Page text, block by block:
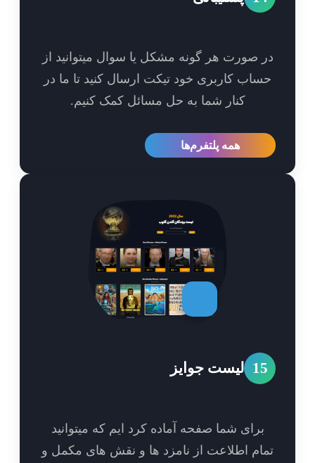
صورت هر گونه مشکل یا سوال میتوانید از
کاربری خود تیکت ارسال کنید تا ما در
کنار شما به حل مسائل کمک کنیم.
همه پلتفرم‌ها
لیست جوایز
برای شما صفحه آماده کرد ایم که میتوانید
اطلاعت از نامزد ها و نقش های مکمل و